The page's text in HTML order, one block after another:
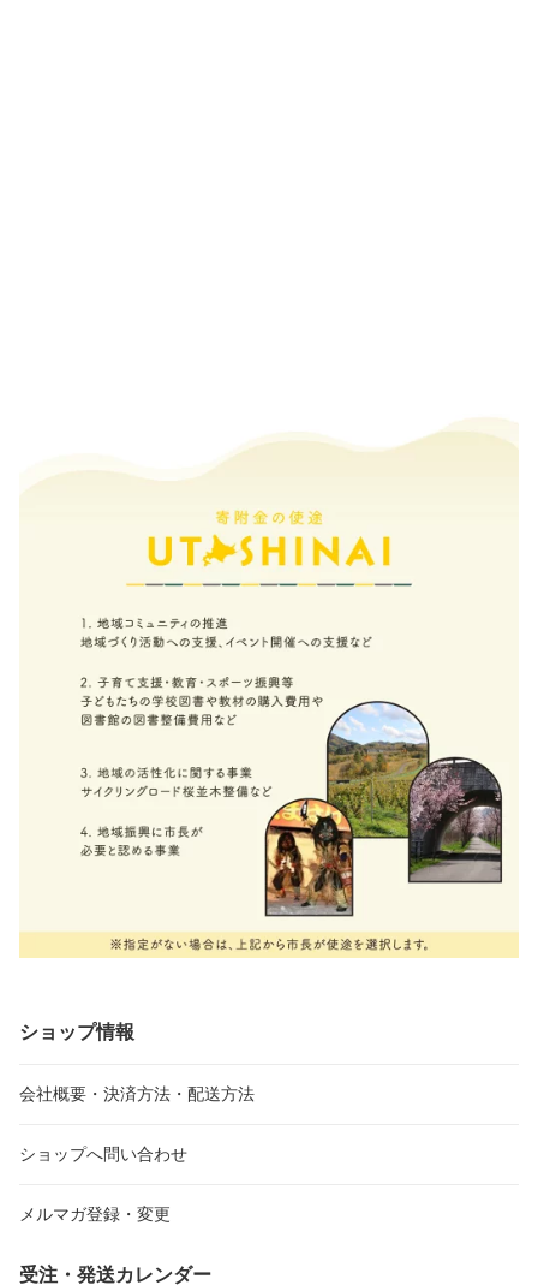
ショップ情報
会社概要・決済方法・配送方法
ショップへ問い合わせ
メルマガ登録・変更
受注・発送カレンダー